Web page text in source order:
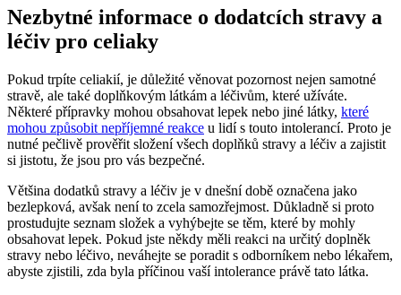
Nezbytné informace o dodatcích stravy a
léčiv pro celiaky
Pokud trpíte celiakií, je důležité věnovat pozornost nejen samotné
stravě, ale také doplňkovým látkám a léčivům, které užíváte.
Některé přípravky mohou obsahovat lepek nebo jiné látky, které
mohou způsobit nepříjemné reakce u lidí s touto intolerancí. Proto je
nutné pečlivě prověřit složení všech doplňků stravy a léčiv a zajistit
si jistotu, že jsou pro vás bezpečné.
Většina dodatků stravy a léčiv je v dnešní době označena jako
bezlepková, avšak není to zcela samozřejmost. Důkladně si proto
prostudujte seznam složek a vyhýbejte se těm, které by mohly
obsahovat lepek. Pokud jste někdy měli reakci na určitý doplněk
stravy nebo léčivo, neváhejte se poradit s odborníkem nebo lékařem,
abyste zjistili, zda byla příčinou vaší intolerance právě tato látka.